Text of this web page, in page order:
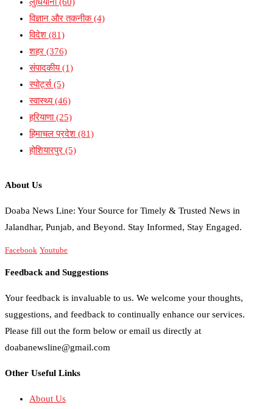
विज्ञान और तकनीक(4)
विदेश (81)
शहर (376)
संपादकीय(1)
स्पोर्ट्स(5)
स्वास्थ्य(46)
हरियाणा(25)
हिमाचल प्रदेश (81)
होशियारपुर (5)
About Us
Doaba News Line: Your Source for Timely & Trusted News in
Jalandhar, Punjab, and Beyond. Stay Informed, Stay Engaged.
Facebook Youtube
Feedback and Suggestions
Your feedback is invaluable to us. We welcome your thoughts,
suggestions, and feedback to continually enhance our services.
Please fill out the form below or email us directly at
doabanewsline@gmail.com
Other Useful Links
About Us